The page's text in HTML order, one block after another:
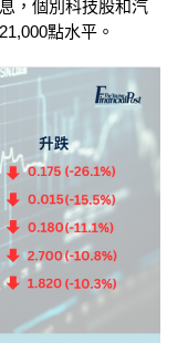
，個別科技股和汽
點水平。